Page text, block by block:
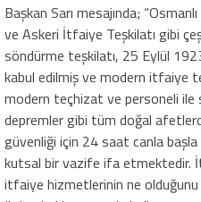
Başkan Sarı mesajında;
ve Askeri İtfaiye Teşkilatı gibi
söndürme teşkilatı, 25 Eylül
kabul edilmiş ve modern itfaiye
modern teçhizat ve personeli ile
depremler gibi tüm doğal
güvenliği için 24 saat canla
kutsal bir vazife ifa etmektedir.
itfaiye hizmetlerinin ne olduğunu